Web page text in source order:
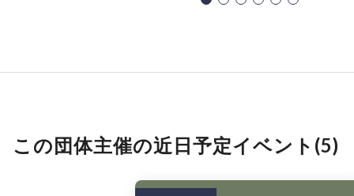
この団体主催の近日予定イベント(5)